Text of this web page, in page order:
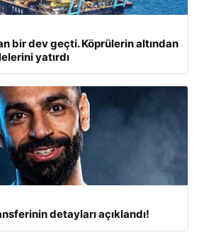
bir dev geçti. Köprülerin altından
yatırdı
detayları açıklandı!